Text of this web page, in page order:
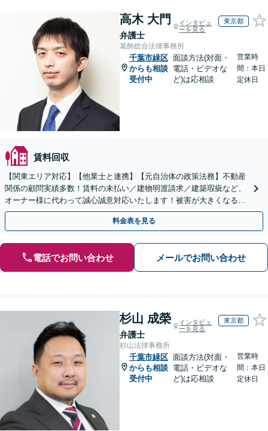
高木 大門
弁護士
インタビュ
ーを見る
東京都
葛飾総合法律事務所
千葉市緑区
からも相談
受付中
面談方法(対面・
電話・ビデオな
ど)は応相談
営業時
間：本日
定休日
賃料回収
【関東エリア対応】【他業士と連携】【元自治体の政策法務】不動産
関係の顧問実績多数！賃料の未払い／建物明渡請求／建築瑕疵など、
オーナー様に代わって誠心誠意対応いたします！被害が大きくなる前
にご相談ください【初回来所相談30分無料】
料金表を見る
電話でお問い合わせ メールでお問い合わせ
杉山 成榮
弁護士
インタビュ
ーを見る
東京都
杉山法律事務所
千葉市緑区
からも相談
受付中
面談方法(対面・
電話・ビデオな
ど)は応相談
営業時
間：本日
定休日